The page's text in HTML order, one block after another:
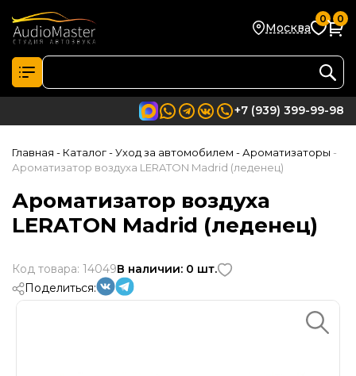
Москва
0 0
+7 (939) 399-99-98
Главная - Каталог- Уход за автомобилем - Ароматизаторы -
Ароматизатор воздуха LERATON Madrid (леденец)
Ароматизатор воздуха
LERATON Madrid (леденец)
Код товара: 14049В наличии: 0 шт.
Поделиться: